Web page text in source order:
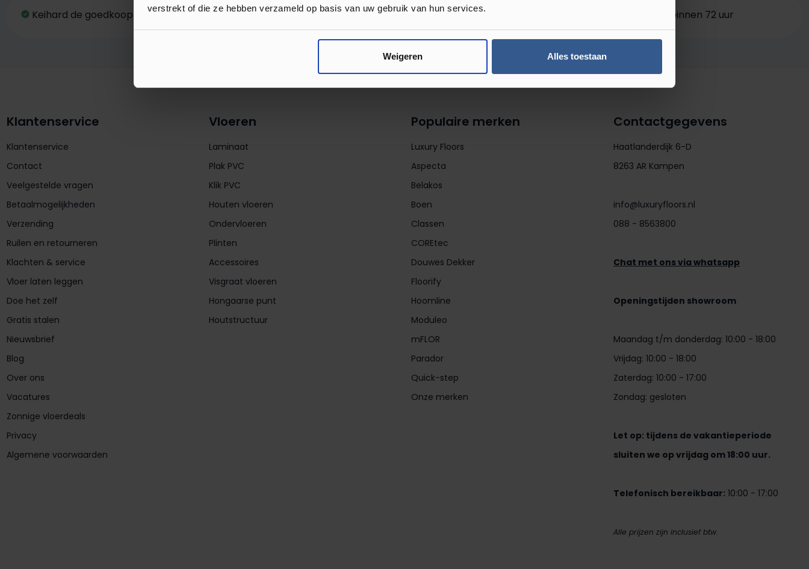
verstrekt of die ze hebben verzameld op basis van uw gebruik van hun services.
Weigeren Alles toestaan
Keihard de goedkoopste van NL/BE Professionele legservice Showroom met ruim 1200 vloeren Bezorging binnen 72 uur
Contactgegevens
Haatlanderdijk 6-D
8263 AR Kampen
info@luxuryfloors.nl
088 - 8563800
Chat met ons via whatsapp
Openingstijden showroom
Maandag t/m donderdag: 10:00 - 18:00
Vrijdag: 10:00 - 18:00
Zaterdag: 10:00 - 17:00
Zondag: gesloten
Let op: tijdens de vakantieperiode
sluiten we op vrijdag om 18:00 uur.
Telefonisch bereikbaar: 10:00 - 17:00
Alle prijzen zijn inclusief btw.
Klantenservice
Klantenservice
Contact
Veelgestelde vragen
Betaalmogelijkheden
Verzending
Ruilen en retourneren
Klachten & service
Vloer laten leggen
Doe het zelf
Gratis stalen
Nieuwsbrief
Blog
Over ons
Vacatures
Zonnige vloerdeals
Privacy
Algemene voorwaarden
Vloeren
Laminaat
Plak PVC
Klik PVC
Houten vloeren
Ondervloeren
Plinten
Accessoires
Visgraat vloeren
Hongaarse punt
Houtstructuur
Populaire merken
Luxury Floors
Aspecta
Belakos
Boen
Classen
COREtec
Douwes Dekker
Floorify
Hoomline
Moduleo
mFLOR
Parador
Quick-step
Onze merken